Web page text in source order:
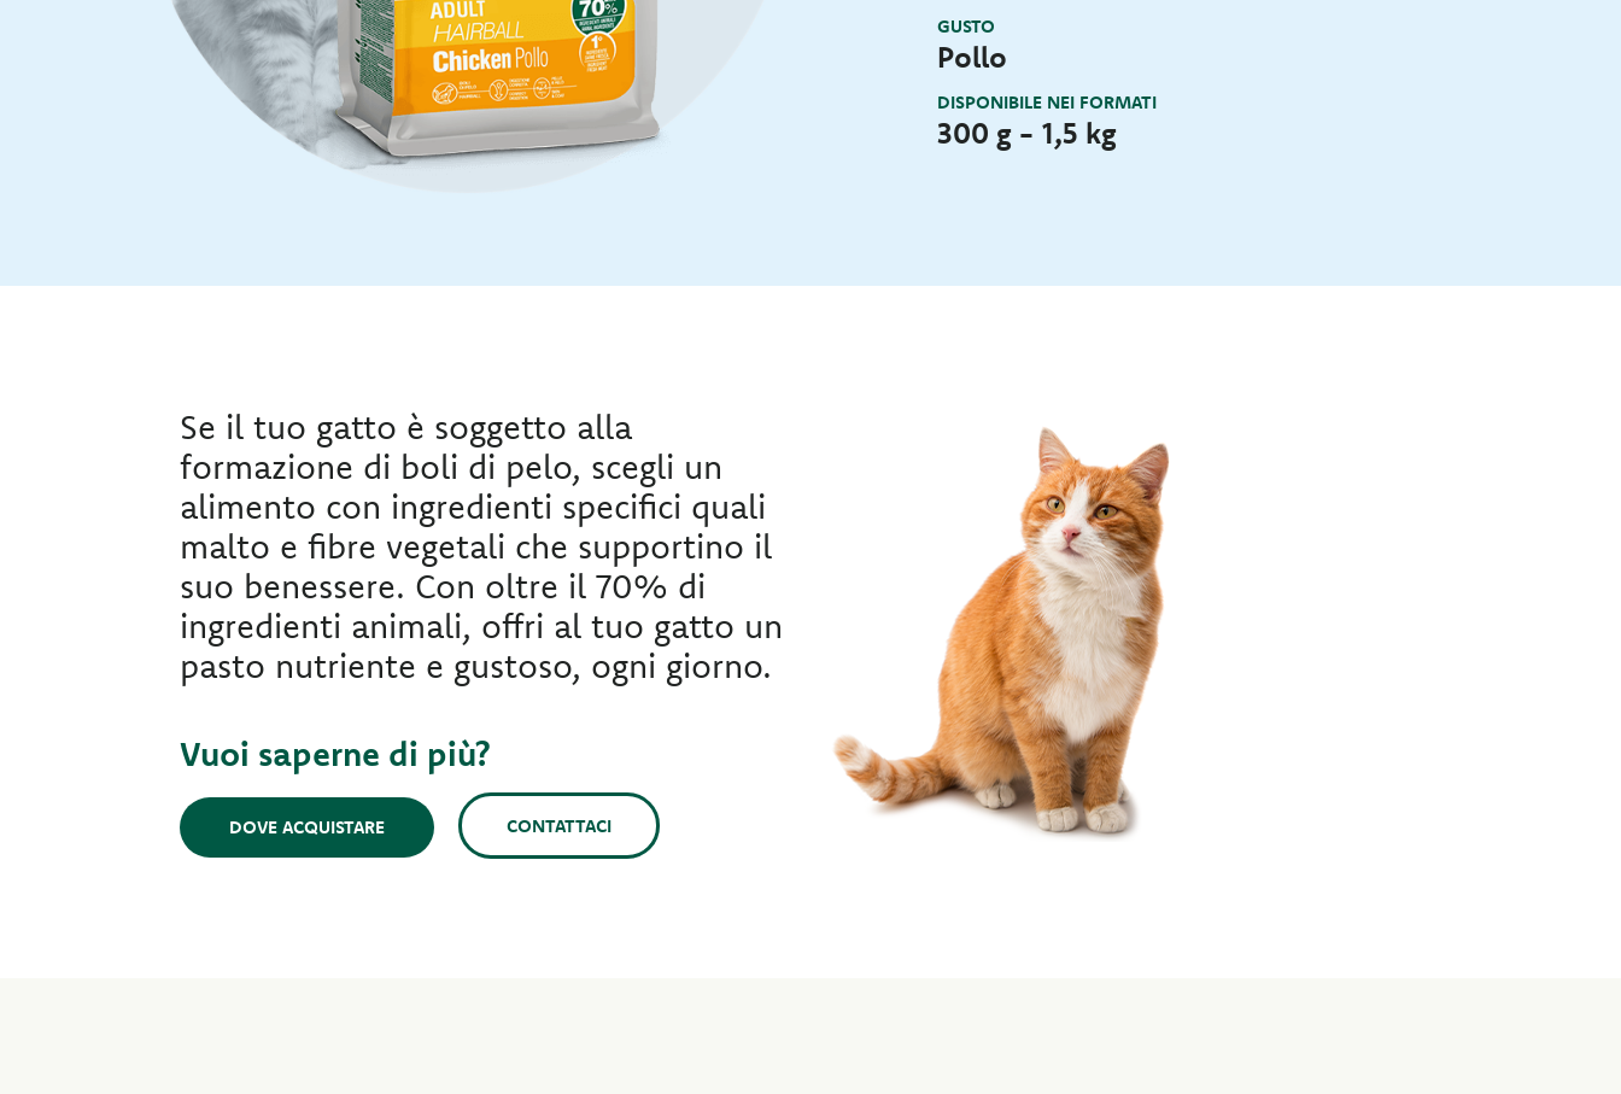
GUSTO
Pollo
DISPONIBILE NEI FORMATI
300 g - 1,5 kg
Se il tuo gatto è soggetto alla
formazione di boli di pelo, scegli un
alimento con ingredienti specifici quali
malto e fibre vegetali che supportino il
suo benessere. Con oltre il 70% di
ingredienti animali, offri al tuo gatto un
pasto nutriente e gustoso, ogni giorno.
Vuoi saperne di più?
DOVE ACQUISTARE CONTATTACI